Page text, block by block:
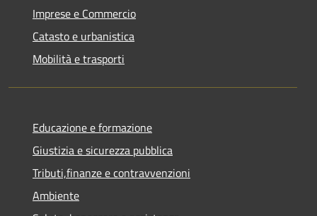
Imprese e Commercio
Catasto e urbanistica
Mobilità e trasporti
Educazione e formazione
Giustizia e sicurezza pubblica
Tributi,finanze e contravvenzioni
Ambiente